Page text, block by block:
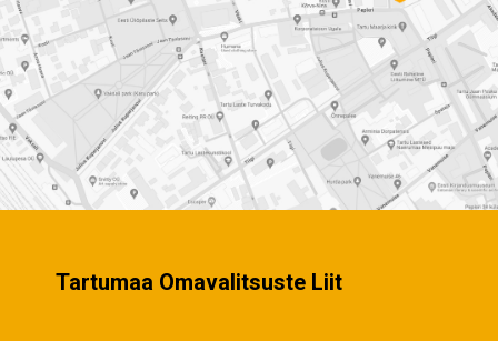
Tartumaa Omavalitsuste Liit